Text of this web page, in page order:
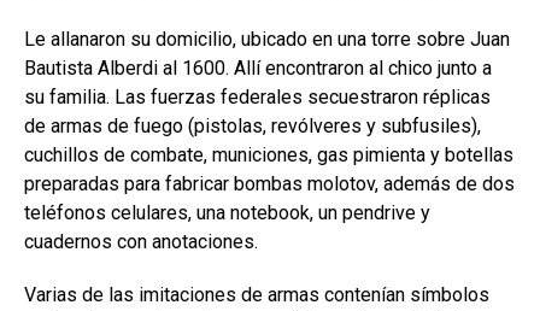
Le allanaron su domicilio, ubicado en una torre sobre Juan
Bautista Alberdi al 1600. Allí encontraron al chico junto a
su familia. Las fuerzas federales secuestraron réplicas
de armas de fuego (pistolas, revólveres y subfusiles),
cuchillos de combate, municiones, gas pimienta y botellas
preparadas para fabricar bombas molotov, además de dos
teléfonos celulares, una notebook, un pendrive y
cuadernos con anotaciones.
Varias de las imitaciones de armas contenían símbolos